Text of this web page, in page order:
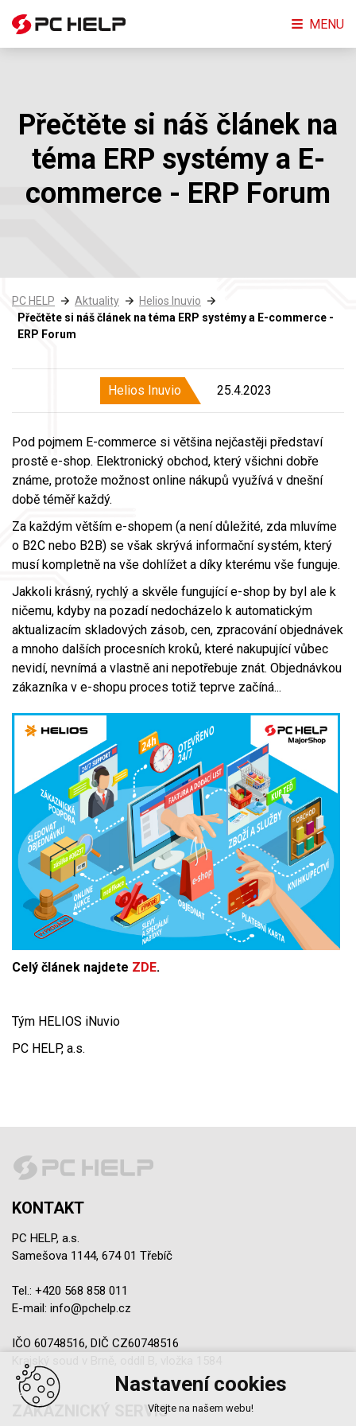
Přečtěte si náš článek na
téma ERP systémy a E-
commerce - ERP Forum
PC HELP Aktuality
Helios Inuvio
Přečtěte si náš článek na téma ERP systémy a E-commerce -
ERP Forum
Helios Inuvio 25.4.2023
Pod pojmem E-commerce si většina nejčastěji představí
prostě e-shop. Elektronický obchod, který všichni dobře
známe, protože možnost online nákupů využívá v dnešní
době téměř každý.
Za každým větším e-shopem (a není důležité, zda mluvíme
o B2C nebo B2B) se však skrývá informační systém, který
musí kompletně na vše dohlížet a díky kterému vše funguje.
Jakkoli krásný, rychlý a skvěle fungující e-shop by byl ale k
ničemu, kdyby na pozadí nedocházelo k automatickým
aktualizacím skladových zásob, cen, zpracování objednávek
a mnoho dalších procesních kroků, které nakupující vůbec
nevidí, nevnímá a vlastně ani nepotřebuje znát. Objednávkou
zákazníka v e-shopu proces totiž teprve začíná...
Celý článek najdete ZDE.
Tým HELIOS iNuvio
PC HELP, a.s.
KONTAKT
PC HELP, a.s.
Samešova 1144, 674 01 Třebíč
Tel.: +420 568 858 011
E-mail: info@pchelp.cz
IČO 60748516, DIČ CZ60748516
Krajský soud v Brně, oddíl B, vložka 1584
ZÁKAZNICKÝ SERVIS
MENU
Nastavení cookies
Vítejte na našem webu!